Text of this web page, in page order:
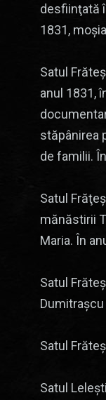
desfiinţată
1831,
Satul
anul 1831,
stăpânirea
de familii.
Satul
mănăstirii
Maria. În
Satul
Satul
Satul